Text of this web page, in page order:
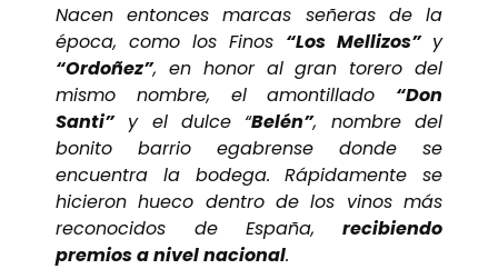
Nacen entonces marcas señeras de la
época, como los Finos “Los Mellizos” y
“Ordoñez”, en honor al gran torero del
mismo nombre, el amontillado “Don
Santi”y el dulce “Belén”, nombre del
bonito barrio egabrense donde se
encuentra la bodega. Rápidamente se
hicieron hueco dentro de los vinos más
reconocidos de España, recibiendo
premios a nivel nacional.